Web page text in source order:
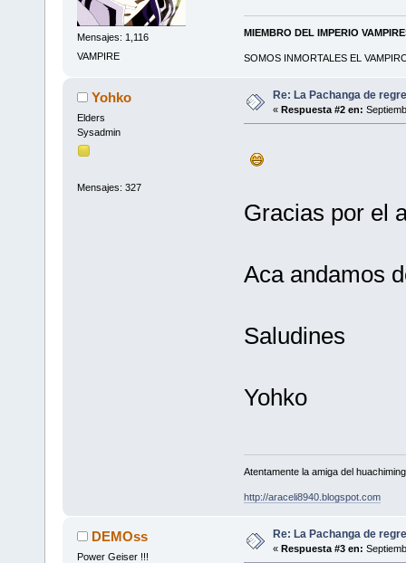
Mensajes: 1,116
VAMPIRE
MIEMBRO DEL IMPERIO
SOMOS INMORTALES EL
Yohko
Elders
Sysadmin
Mensajes: 327
Re: La Pachanga de
« Respuesta #2 en:
Gracias por el
Aca andamos
Saludines
Yohko
Atentamente la amiga del
http://araceli8940.blogspot.com
DEMOss
Power Geiser !!!
Re: La Pachanga de
« Respuesta #3 en: